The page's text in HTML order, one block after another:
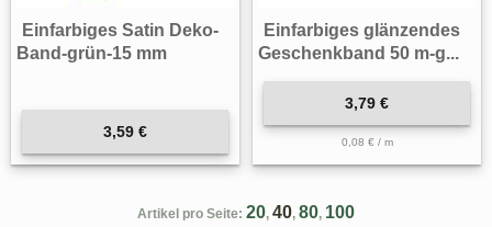
Einfarbiges Satin Deko-
Band-grün-15 mm
3,59 €
Einfarbiges glänzendes
Geschenkband 50 m-g...
3,79 €
0,08 € / m
Artikel pro Seite: 20, 40, 80, 100